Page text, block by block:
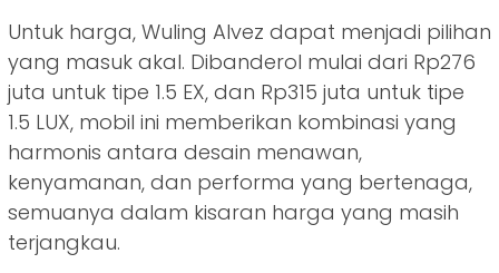
Untuk harga, Wuling Alvez dapat menjadi pilihan
yang masuk akal. Dibanderol mulai dari Rp276
juta untuk tipe 1.5 EX, dan Rp315 juta untuk tipe
1.5 LUX, mobil ini memberikan kombinasi yang
harmonis antara desain menawan,
kenyamanan, dan performa yang bertenaga,
semuanya dalam kisaran harga yang masih
terjangkau.